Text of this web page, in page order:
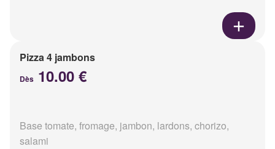
Pizza 4 jambons
Dès 10.00 €
Base tomate, fromage, jambon, lardons, chorizo,
salami